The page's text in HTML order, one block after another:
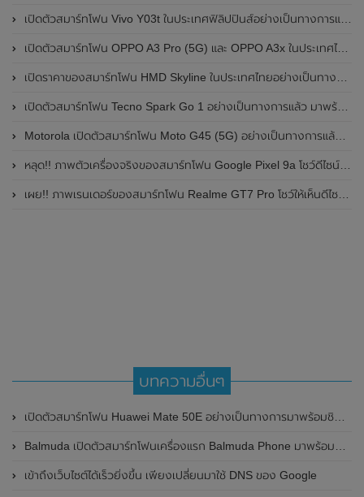
เปิดตัวสมาร์ทโฟน Vivo Y03t ในประเทศฟิลิปปินส์อย่างเป็นทางการแล้ว มาพร้อมชิปเซ็ต Unisoc T612 , กล้องหลัง ความละเอียด 13MP , แบตเตอรี่ 5,000mAh และหน้าจอแสดงผล LCD / 90Hz
เปิดตัวสมาร์ทโฟน OPPO A3 Pro (5G) และ OPPO A3x ในประเทศไทยอย่างเป็นทางการแล้ว ในราคาเริ่มต้นเพียง 3,999 บาท
เปิดราคาของสมาร์ทโฟน HMD Skyline ในประเทศไทยอย่างเป็นทางการแล้ว ราคา 14,990 บาท
เปิดตัวสมาร์ทโฟน Tecno Spark Go 1 อย่างเป็นทางการแล้ว มาพร้อมหน้าจอแสดงผล LCD / 120Hz , แบตเตอรี่ 5,000mAh และใช้ชิปเซ็ต Unisoc
Motorola เปิดตัวสมาร์ทโฟน Moto G45 (5G) อย่างเป็นทางการแล้วในอินเดีย
หลุด!! ภาพตัวเครื่องจริงของสมาร์ทโฟน Google Pixel 9a โชว์ดีไซน์ใหม่ กล้องหลังแบนราบ ไม่มีกรอบของกล้องแล้ว
เผย!! ภาพเรนเดอร์ของสมาร์ทโฟน Realme GT7 Pro โชว์ให้เห็นดีไซน์ใหม่ พร้อมเผยรายละเอียดสเปกที่สำคัญบางส่วน
บทความอื่นๆ
เปิดตัวสมาร์ทโฟน Huawei Mate 50E อย่างเป็นทางการมาพร้อมชิป Snapdragon 778G และกล้องเทคโนโลยี XMAGE ระดับเรือธง
Balmuda เปิดตัวสมาร์ทโฟนเครื่องแรก Balmuda Phone มาพร้อมดีไซน์ขนาดกะทัดรัด หน้าจอ 4.9 นิ้ว , รองรับการเชื่อมต่อเครือข่าย 5G และใช้ระบบปฏิบัติการ Android
เข้าถึงเว็บไซต์ได้เร็วยิ่งขึ้น เพียงเปลี่ยนมาใช้ DNS ของ Google